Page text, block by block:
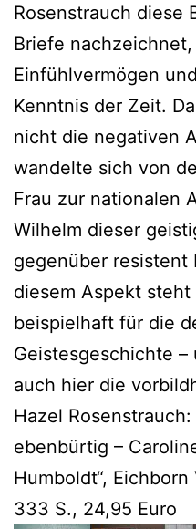
Rosenstrauch diese
Briefe
Einfühlvermögen
Kenntnis der Zeit.
nicht die negativen
wandelte sich von
Frau zur nationalen
Wilhelm dieser
gegenüber resistent
diesem Aspekt
beispielhaft für die
Geistesgeschichte
auch hier die
Hazel
ebenbürtig –
Humboldt“,
333 S., 24,95 Euro